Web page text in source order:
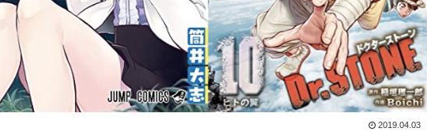
2019.04.03